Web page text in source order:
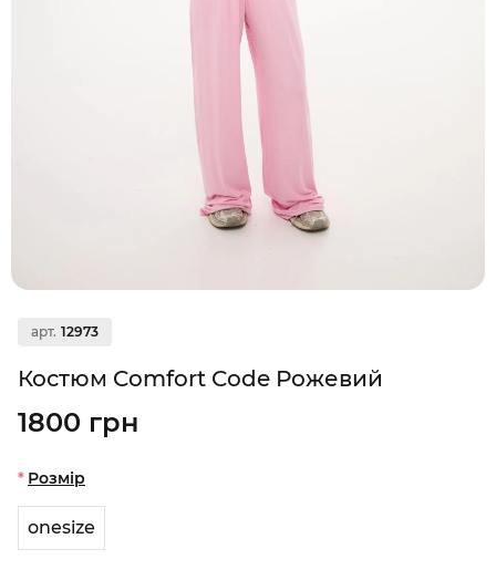
арт. 12973
Костюм Comfort Code Рожевий
1800 грн
Розмір
onesize